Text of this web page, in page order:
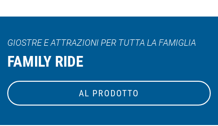
GIOSTRE E ATTRAZIONI PER TUTTA LA FAMIGLIA
FAMILY RIDE
AL PRODOTTO